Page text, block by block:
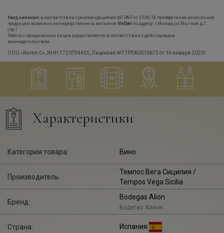
Уведомление: в соответствии с рекомендациями ФС РАР от 25.06.18 приобретение алкогольной
продукции возможно непосредственно в магазине VinDom по адресу: г.Москва, ул.Мытная, д.7,
стр.1
Работа с юридическим лицам осуществляется в соответствии с действующим
законодательством.
ООО «Интел-С», ИНН 7720794455, Лицензия №77РПА0010673 от 14 января 2020г.
Характеристики
Категория товара: Вино
Производитель:
Темпос Вега Сицилия /
Tempos Vega Sicilia
Бренд:
Bodegas Alion
Бодегас Алион
Страна: Испания